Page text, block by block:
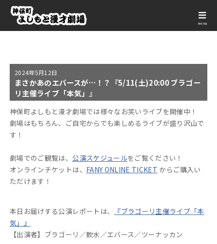
menu
2024年5月12日
まさかあのエバースが…！？『5/11(土)20:00 ブラゴー
リ主催ライブ「本気」』
神保町よしもと漫才劇場では様々なお笑いライブを開催中！
劇場はもちろん、ご自宅からでも楽しめるライブが盛り沢山で
す！
劇場でのご観覧は、 公演スケジュールをご覧ください！
オンラインチケットは、 FANY ONLINE TICKET からご購入い
ただけます！
本日お届けする公演レポートは、
『ブラゴーリ主催ライブ「本
気」』
【出演者】ブラゴーリ／軟水／エバース／ツーナッカン